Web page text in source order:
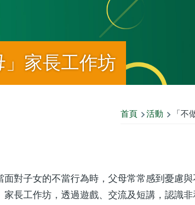
」家長工作坊
首頁 活動 「不
對子女的不當行為時，父母常常感到憂慮
長工作坊，透過遊戲、交流及短講，認識非